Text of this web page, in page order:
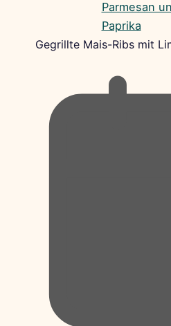
Gegrillte Mais-Ribs mit